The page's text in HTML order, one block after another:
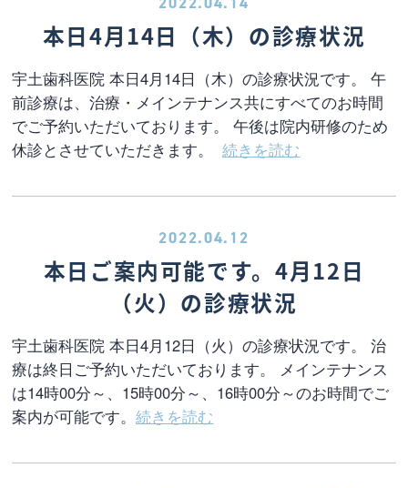
本日4月14日（木）の診療状況
宇土歯科医院 本日4月14日（木）の診療状況です。 午
前診療は、治療・メインテナンス共にすべてのお時間
でご予約いただいております。 午後は院内研修のため
休診とさせていただきます。続きを読む
2022.04.12
本日ご案内可能です。4月12日
（火）の診療状況
宇土歯科医院 本日4月12日（火）の診療状況です。 治
療は終日ご予約いただいております。 メインテナンス
は14時00分～、15時00分～、16時00分～のお時間でご
案内が可能です。続きを読む